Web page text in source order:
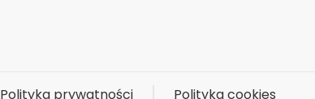
Polityka prywatności Polityka cookies